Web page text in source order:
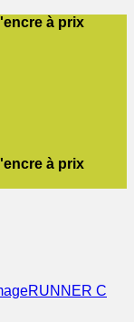
à prix
à prix
C